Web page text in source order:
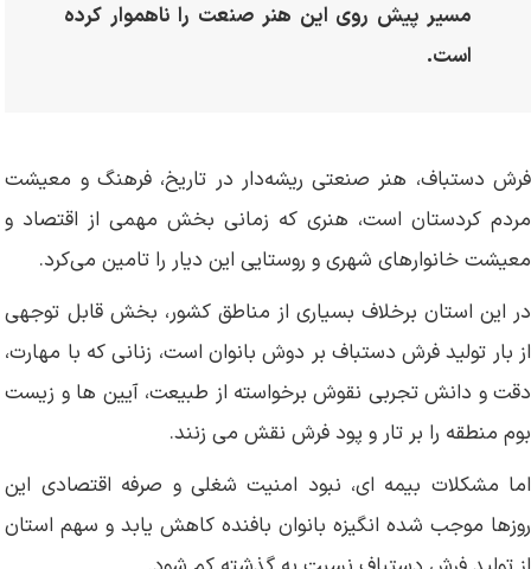
مسیر پیش روی این هنر صنعت را ناهموار کرده
است.
فرش دستباف، هنر صنعتی ریشه‌دار در تاریخ، فرهنگ و معیشت
مردم کردستان است، هنری که زمانی بخش مهمی از اقتصاد و
معیشت خانوارهای شهری و روستایی این دیار را تامین می‌کرد.
در این استان برخلاف بسیاری از مناطق کشور، بخش قابل توجهی
از بار تولید فرش دستباف بر دوش بانوان است، زنانی که با مهارت،
دقت و دانش تجربی نقوش برخواسته از طبیعت، آیین ها و زیست
بوم منطقه را بر تار و پود فرش نقش می زنند.
اما مشکلات بیمه ای، نبود امنیت شغلی و صرفه اقتصادی این
روزها موجب شده انگیزه بانوان بافنده کاهش یابد و سهم استان